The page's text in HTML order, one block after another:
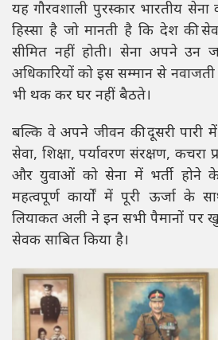
यह गौरवशाली पुरस्कार भारतीय
हिस्सा है जो मानती है कि देश की
सीमित नहीं होती। सेना अपने उन
अधिकारियों को इस सम्मान से नवाजती
भी थक कर घर नहीं बैठते।
बल्कि वे अपने जीवन की दूसरी पारी में
सेवा, शिक्षा, पर्यावरण संरक्षण, कचरा
और युवाओं को सेना में भर्ती होने
महत्वपूर्ण कार्यों में पूरी ऊर्जा के
लियाकत अली ने इन सभी पैमानों
सेवक साबित किया है।